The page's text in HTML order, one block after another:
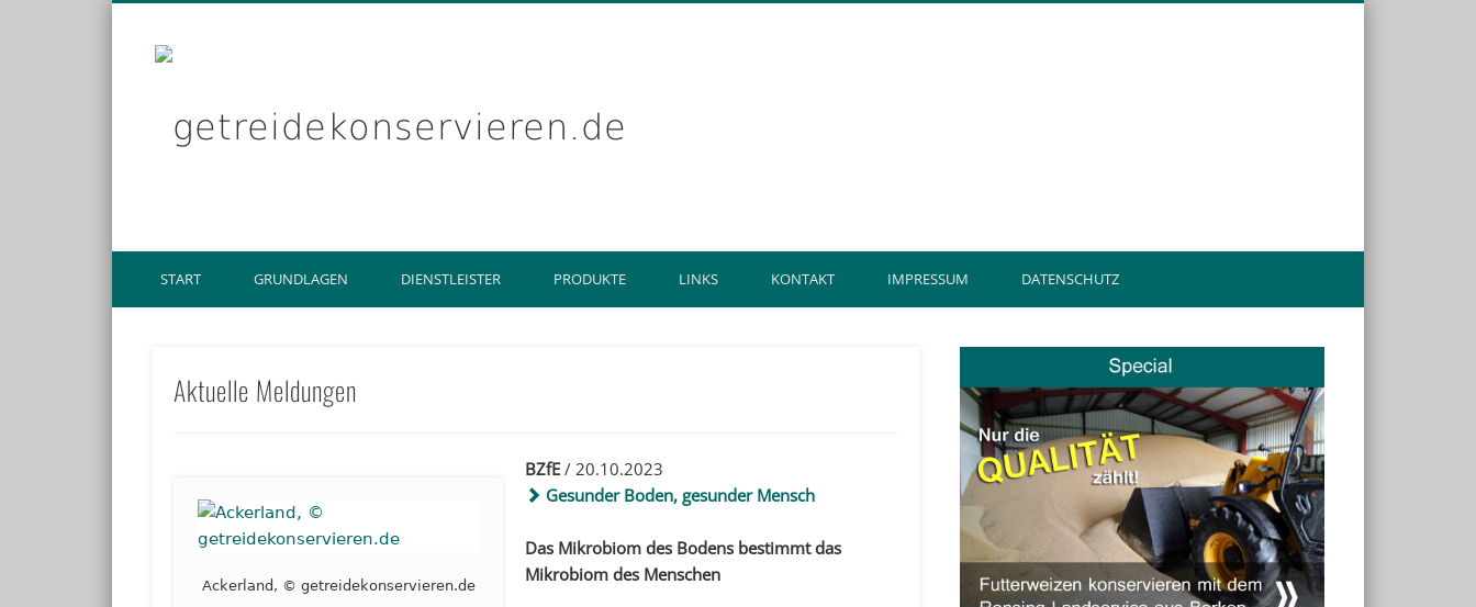
START GRUNDLAGEN DIENSTLEISTER PRODUKTE LINKS KONTAKT IMPRESSUM DATENSCHUTZ
Aktuelle Meldungen
Ackerland, © getreidekonservieren.de
BZfE/ 20.10.2023
Gesunder Boden, gesunder Mensch
Das Mikrobiom des Bodens bestimmt das
Mikrobiom des Menschen